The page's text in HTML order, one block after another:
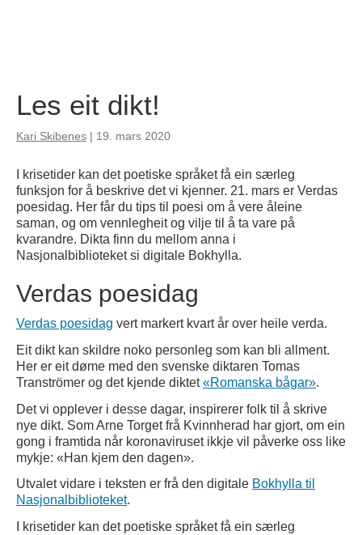
Les eit dikt!
Kari Skibenes | 19. mars 2020
I krisetider kan det poetiske språket få ein særleg
funksjon for å beskrive det vi kjenner. 21. mars er Verdas
poesidag. Her får du tips til poesi om å vere åleine
saman, og om vennlegheit og vilje til å ta vare på
kvarandre. Dikta finn du mellom anna i
Nasjonalbiblioteket si digitale Bokhylla.
Verdas poesidag
Verdas poesidag vert markert kvart år over heile verda.
Eit dikt kan skildre noko personleg som kan bli allment.
Her er eit døme med den svenske diktaren Tomas
Tranströmer og det kjende diktet«Romanska bågar».
Det vi opplever i desse dagar, inspirerer folk til å skrive
nye dikt. Som Arne Torget frå Kvinnherad har gjort, om ein
gong i framtida når koronaviruset ikkje vil påverke oss like
mykje: «Han kjem den dagen».
Utvalet vidare i teksten er frå den digitale Bokhylla til
Nasjonalbiblioteket.
I krisetider kan det poetiske språket få ein særleg